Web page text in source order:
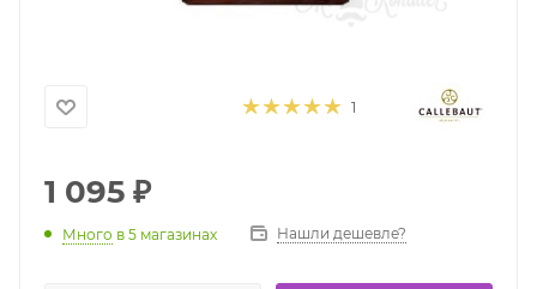
1
1 095 ₽
Много в 5 магазинах Нашли дешевле?